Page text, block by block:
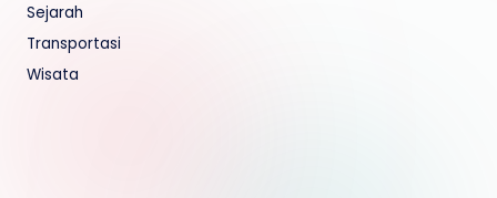
Sejarah
Transportasi
Wisata